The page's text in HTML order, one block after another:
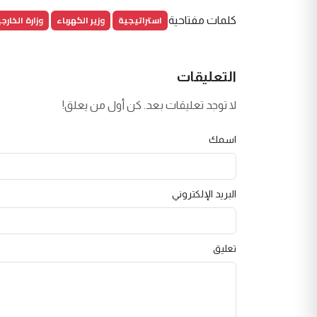
كلمات مفتاحية استراتيجية وزير الكهرباء وزارة
التعليقات
لا توجد تعليقات بعد. كن أول من يعلق!
اسمك
البريد الإلكتروني
تعليق